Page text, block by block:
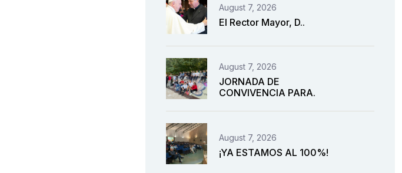
August 7, 2026
El Rector Mayor, D..
August 7, 2026
JORNADA DE
CONVIVENCIA PARA.
August 7, 2026
¡YA ESTAMOS AL 100%!